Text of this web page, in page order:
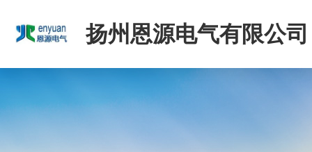
扬州恩源电气有限公司